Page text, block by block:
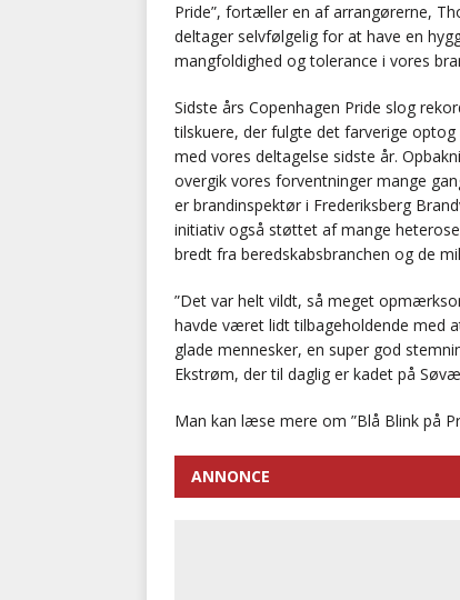
Pride”, fortæller en af arrangørerne,
deltager selvfølgelig for at have en
mangfoldighed og tolerance i vores
Sidste års Copenhagen Pride slog
tilskuere, der fulgte det farverige optog
med vores deltagelse sidste år.
overgik vores forventninger mange
er brandinspektør i Frederiksberg
initiativ også støttet af mange
bredt fra beredskabsbranchen og de
”Det var helt vildt, så meget
havde været lidt tilbageholdende med
glade mennesker, en super god
Ekstrøm, der til daglig er kadet på
Man kan læse mere om ”Blå Blink på
ANNONCE